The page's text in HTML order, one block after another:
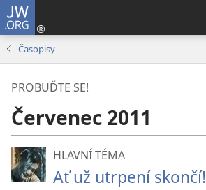
JW.ORG
Časopisy
PROBUĎTE SE!
Červenec 2011
HLAVNÍ TÉMA
Ať už utrpení skončí!